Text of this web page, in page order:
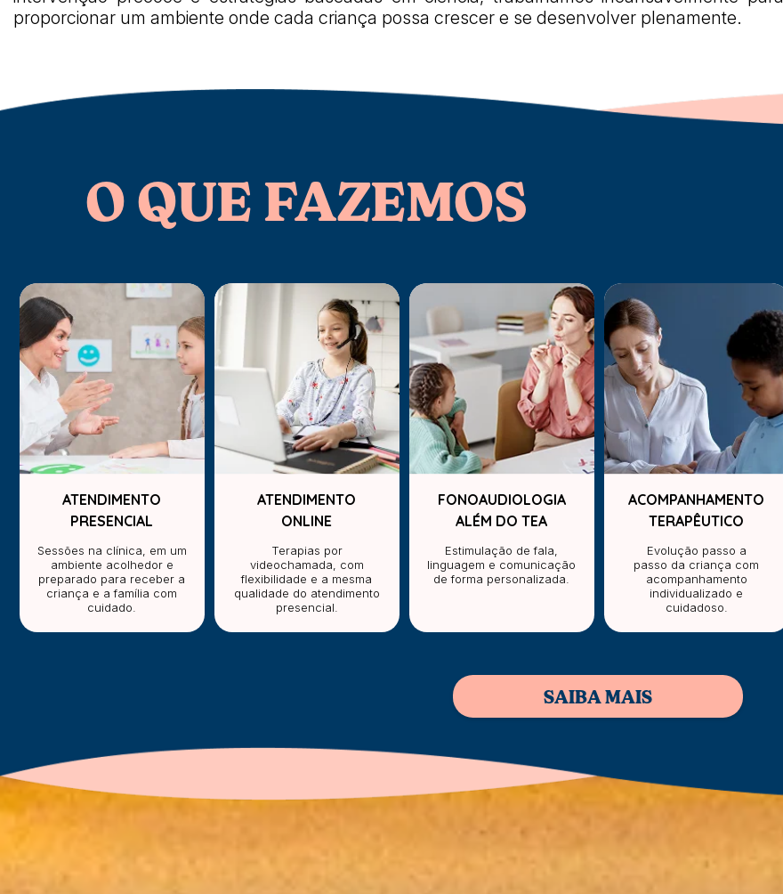
proporcionar um ambiente onde cada criança possa crescer e se desenvolver plenamente.
O QUE FAZEMOS
ATENDIMENTO
PRESENCIAL
Sessões na clínica, em um
ambiente acolhedor e
preparado para receber a
criança e a família com
cuidado.
ATENDIMENTO
ONLINE
Terapias por
videochamada, com
flexibilidade e a mesma
qualidade do atendimento
presencial.
FONOAUDIOLOGIA
ALÉM DO TEA
Estimulação de fala,
linguagem e comunicação
de forma personalizada.
ACOMPANHAMENTO
TERAPÊUTICO
Evolução passo a
passo da criança com
acompanhamento
individualizado e
cuidadoso.
SAIBA MAIS